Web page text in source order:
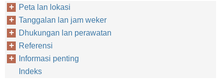
Peta lan lokasi
Tanggalan lan jam weker
Dhukungan lan perawatan
Referensi
Informasi penting
Indeks